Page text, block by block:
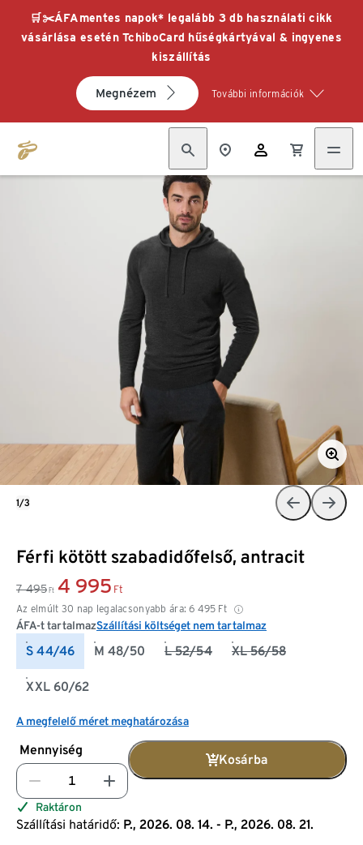
🛒✂️ÁFAmentes napok* legalább 3 db használati cikk
vásárlása esetén TchiboCard hűségkártyával & ingyenes
kiszállítás
Megnézem További információk
Férfi kötött szabadidőfelső, antracit
7 495 Ft 4 995 Ft
Az elmúlt 30 nap legalacsonyabb ára: 6 495 Ft
ÁFA-t tartalmazSzállítási költséget nem tartalmaz
S 44/46 M 48/50 L 52/54 XL 56/58
XXL 60/62
A megfelelő méret meghatározása
Mennyiség
Kosárba
Raktáron
Szállítási határidő: P., 2026. 08. 14. - P., 2026. 08. 21.
1/3